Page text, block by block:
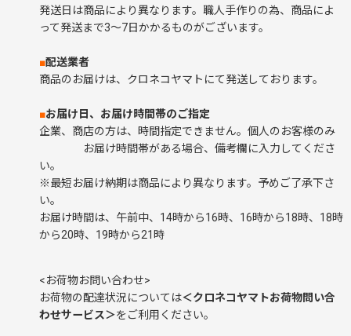
発送日は商品により異なります。職人手作りの為、商品によ
って発送まで3～7日かかるものがございます。
■配送業者
商品のお届けは、クロネコヤマトにて発送しております。
■お届け日、お届け時間帯のご指定
企業、商店の方は、時間指定できません。個人のお客様のみ
お届け時間帯がある場合、備考欄に入力してくださ
い。
※最短お届け納期は商品により異なります。予めご了承下さ
い。
お届け時間は、午前中、14時から16時、16時から18時、18時
から20時、19時から21時
<お荷物お問い合わせ>
お荷物の配達状況については＜クロネコヤマトお荷物問い合
わせサービス＞をご利用ください。